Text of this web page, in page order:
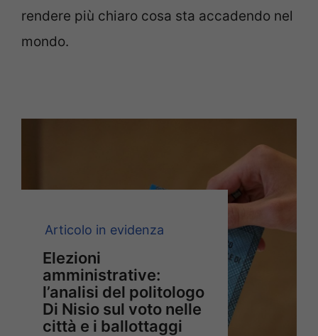
rendere più chiaro cosa sta accadendo nel
mondo.
Articolo in evidenza
Elezioni
amministrative:
l’analisi del politologo
Di Nisio sul voto nelle
città e i ballottaggi